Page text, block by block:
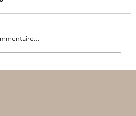
Lac de Guerlédan